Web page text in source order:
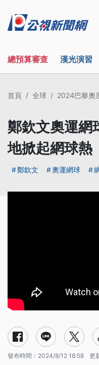
總預算審查 漢光演習
首頁 全球 2024巴黎奧
鄭欽文奧運網
地掀起網球熱
鄭欽文 奧運網球
發布時間： 2024/8/12 18:58 更